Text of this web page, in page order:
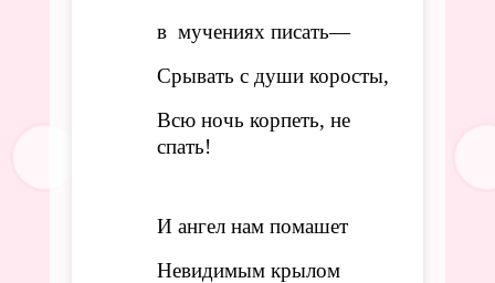
в мучениях писать—
Срывать с души коросты,
Всю ночь корпеть, не
спать!
И ангел нам помашет
Невидимым крылом